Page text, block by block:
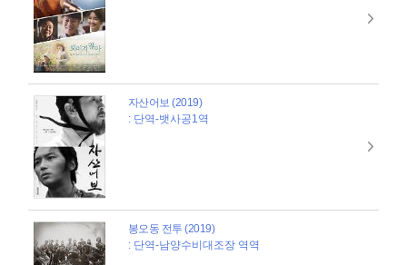
자산어보 (2019)
: 단역-뱃사공1역
봉오동 전투 (2019)
: 단역-남양수비대조장 역역